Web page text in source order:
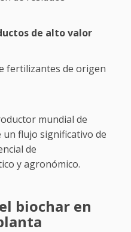
de alto valor
fertilizantes de origen
mundial de
un flujo significativo de
de
y agronómico.
biochar en